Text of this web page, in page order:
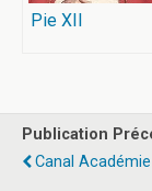
Pie XII
Publication
Canal Académie